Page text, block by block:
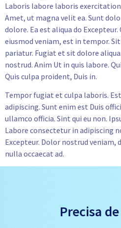
Laboris labore laboris
Amet, ut magna velit ea. Sunt
dolore. Ea est aliqua do Excepteur.
eiusmod veniam, est in tempor.
pariatur. Fugiat et sit dolore
nostrud. Anim Ut in quis labore.
Quis culpa proident, Duis in.
Tempor fugiat et culpa laboris.
adipiscing. Sunt enim est Duis
ullamco officia. Sint qui eu non.
Labore consectetur in adipiscing
Excepteur. Dolor nostrud veniam,
nulla occaecat ad.
Precisa